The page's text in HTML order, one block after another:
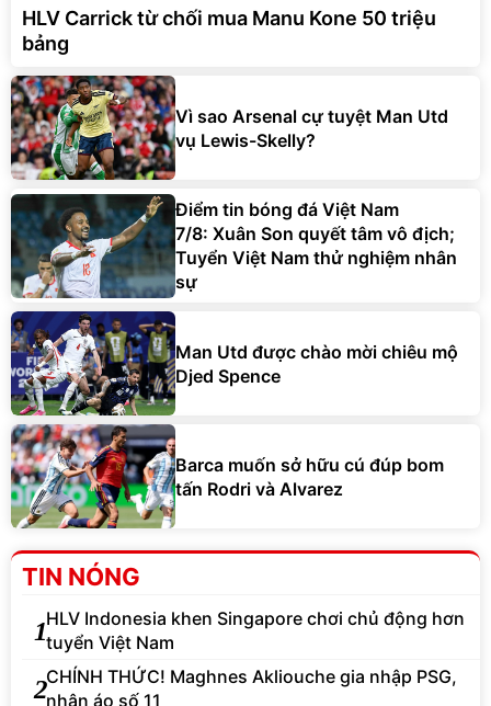
HLV Carrick từ chối mua Manu Kone 50 triệu
bảng
Vì sao Arsenal cự tuyệt Man Utd
vụ Lewis-Skelly?
Điểm tin bóng đá Việt Nam
7/8: Xuân Son quyết tâm vô địch;
Tuyển Việt Nam thử nghiệm nhân
sự
Man Utd được chào mời chiêu mộ
Djed Spence
Barca muốn sở hữu cú đúp bom
tấn Rodri và Alvarez
TIN NÓNG
1HLV Indonesia khen Singapore chơi chủ động hơn
tuyển Việt Nam
2CHÍNH THỨC! Maghnes Akliouche gia nhập PSG,
nhận áo số 11